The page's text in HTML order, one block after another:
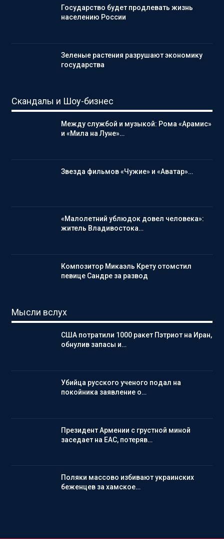
Государство будет продлевать жизнь
населению России
Зеленые растения разрушают экономику
государства
Скандалы и Шоу-бизнес
Между службой и музыкой: Рома «Арамис»
и «Мила на Луне»…
Звезда фильмов «Чужие» и «Аватар»…
«Малолетний ублюдок довел человека»:
житель Владивостока…
Композитор Микаэль Крету отомстил
певице Сандре за развод
Мысли вслух
США потратили 1000 ракет Пэтриот на Иран,
обнулив запасы и…
Убийца русского ученого подал на
покойника заявление о…
Президент Армении с грустной миной
заседает на ЕАС, потеряв…
Поляки массово избивают украинских
беженцев за хамское…